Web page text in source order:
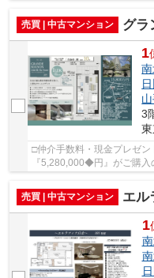
売買 | 中古マンション
グランドメ
1
3
□仲介手数料・現金プレゼ
『5,280,000◆円』がご購
ロ南北線 白金台駅 徒歩約
売買 | 中古マンション
エルラフ
1